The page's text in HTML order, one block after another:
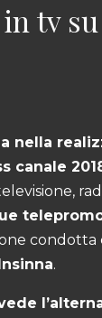
tv su
nella
canale
.